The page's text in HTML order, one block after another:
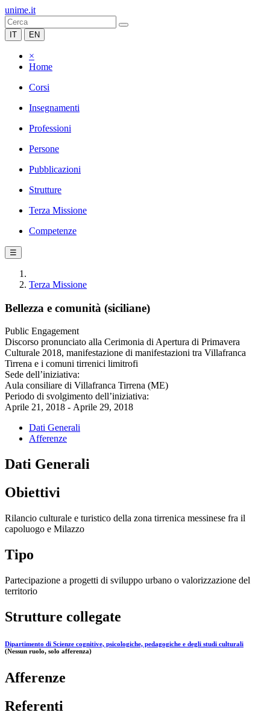
unime.it
IT EN
×
Home
Corsi
Insegnamenti
Professioni
Persone
Pubblicazioni
Strutture
Terza Missione
Competenze
☰
Terza Missione
Bellezza e comunità (siciliane)
Public Engagement
Discorso pronunciato alla Cerimonia di Apertura di Primavera
Culturale 2018, manifestazione di manifestazioni tra Villafranca
Tirrena e i comuni tirrenici limitrofi
Sede dell’iniziativa:
Aula consiliare di Villafranca Tirrena (ME)
Periodo di svolgimento dell’iniziativa:
Aprile 21, 2018 - Aprile 29, 2018
Dati Generali
Afferenze
Dati Generali
Obiettivi
Rilancio culturale e turistico della zona tirrenica messinese fra il
capoluogo e Milazzo
Tipo
Partecipazione a progetti di sviluppo urbano o valorizzazione del
territorio
Strutture collegate
Dipartimento di Scienze cognitive, psicologiche, pedagogiche e degli studi culturali
(Nessun ruolo, solo afferenza)
Afferenze
Referenti